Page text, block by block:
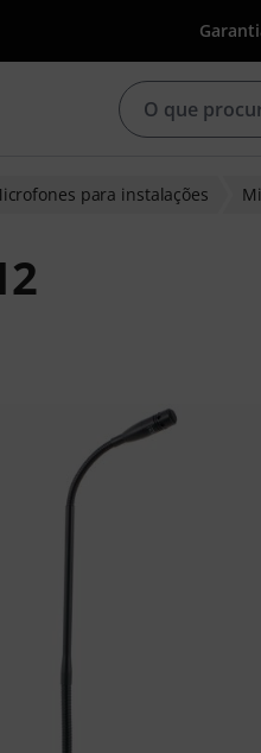
para instalações
de clientes